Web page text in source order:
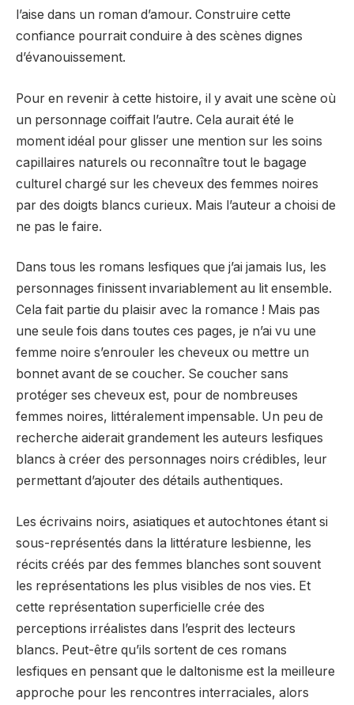
l’aise dans un roman d’amour. Construire cette
confiance pourrait conduire à des scènes dignes
d’évanouissement.
Pour en revenir à cette histoire, il y avait une scène où
un personnage coiffait l’autre. Cela aurait été le
moment idéal pour glisser une mention sur les soins
capillaires naturels ou reconnaître tout le bagage
culturel chargé sur les cheveux des femmes noires
par des doigts blancs curieux. Mais l’auteur a choisi de
ne pas le faire.
Dans tous les romans lesfiques que j’ai jamais lus, les
personnages finissent invariablement au lit ensemble.
Cela fait partie du plaisir avec la romance ! Mais pas
une seule fois dans toutes ces pages, je n’ai vu une
femme noire s’enrouler les cheveux ou mettre un
bonnet avant de se coucher. Se coucher sans
protéger ses cheveux est, pour de nombreuses
femmes noires, littéralement impensable. Un peu de
recherche aiderait grandement les auteurs lesfiques
blancs à créer des personnages noirs crédibles, leur
permettant d’ajouter des détails authentiques.
Les écrivains noirs, asiatiques et autochtones étant si
sous-représentés dans la littérature lesbienne, les
récits créés par des femmes blanches sont souvent
les représentations les plus visibles de nos vies. Et
cette représentation superficielle crée des
perceptions irréalistes dans l’esprit des lecteurs
blancs. Peut-être qu’ils sortent de ces romans
lesfiques en pensant que le daltonisme est la meilleure
approche pour les rencontres interraciales, alors